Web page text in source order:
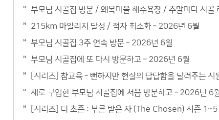
부모님 시골집 방문 / 왜목마을 해수욕장 / 주말마다 시
215km 마일리지 달성 / 적자 최소화 – 2026년 6월
부모님 시골집 3주 연속 방문 – 2026년 6월
부모님 시골집에 또 다시 방문하고 – 2026년 6월
[시리즈] 참교육 – 뻔하지만 현실의 답답함을 날려주는 시
새로 구입한 부모님 시골집에 처음 방문하고 – 2026년 6
[시리즈] 더 초즌 : 부른 받은 자 (The Chosen) 시즌 1~5